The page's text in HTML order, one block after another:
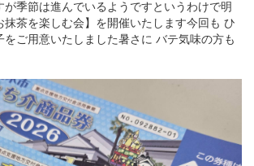
が季節は進んでいるようですというわけで明
抹茶を楽しむ会】を開催いたします今回も ひ
ご用意いたしました暑さに バテ気味の方も